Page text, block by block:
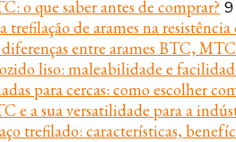
o que saber antes de comprar?
trefilação de arames na
entre arames BTC,
liso: maleabilidade e
para cercas: como escolher
e a sua versatilidade para a
trefilado: características,